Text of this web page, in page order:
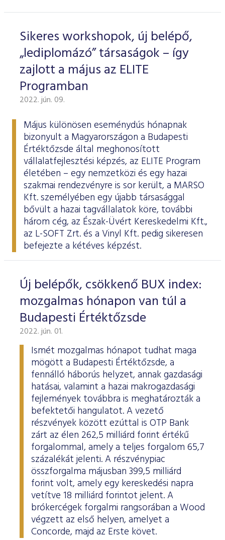
Sikeres workshopok, új belépő,
„lediplomázó” társaságok – így
zajlott a május az ELITE
Programban
2022. jún. 09.
Május különösen eseménydús hónapnak
bizonyult a Magyarországon a Budapesti
Értéktőzsde által meghonosított
vállalatfejlesztési képzés, az ELITE Program
életében – egy nemzetközi és egy hazai
szakmai rendezvényre is sor került, a MARSO
Kft. személyében egy újabb társasággal
bővült a hazai tagvállalatok köre, további
három cég, az Észak-Üvért Kereskedelmi Kft.,
az L-SOFT Zrt. és a Vinyl Kft. pedig sikeresen
befejezte a kétéves képzést.
Új belépők, csökkenő BUX index:
mozgalmas hónapon van túl a
Budapesti Értéktőzsde
2022. jún. 01.
Ismét mozgalmas hónapot tudhat maga
mögött a Budapesti Értéktőzsde, a
fennálló háborús helyzet, annak gazdasági
hatásai, valamint a hazai makrogazdasági
fejlemények továbbra is meghatározták a
befektetői hangulatot. A vezető
részvények között ezúttal is OTP Bank
zárt az élen 262,5 milliárd forint értékű
forgalommal, amely a teljes forgalom 65,7
százalékát jelenti. A részvénypiac
összforgalma májusban 399,5 milliárd
forint volt, amely egy kereskedési napra
vetítve 18 milliárd forintot jelent. A
brókercégek forgalmi rangsorában a Wood
végzett az első helyen, amelyet a
Concorde, majd az Erste követ.